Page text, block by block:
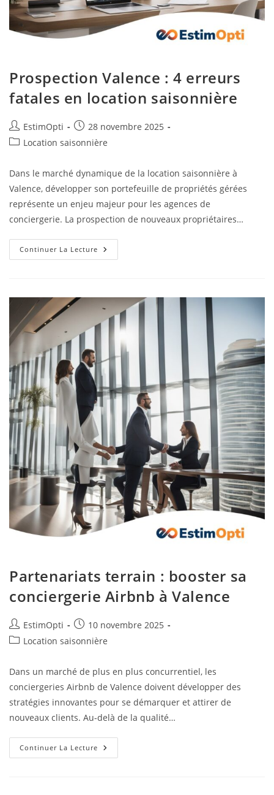
Prospection Valence : 4 erreurs
fatales en location saisonnière
EstimOpti
28 novembre 2025
Location saisonnière
Dans le marché dynamique de la location saisonnière à
Valence, développer son portefeuille de propriétés gérées
représente un enjeu majeur pour les agences de
conciergerie. La prospection de nouveaux propriétaires…
Continuer La Lecture
Partenariats terrain : booster sa
conciergerie Airbnb à Valence
EstimOpti
10 novembre 2025
Location saisonnière
Dans un marché de plus en plus concurrentiel, les
conciergeries Airbnb de Valence doivent développer des
stratégies innovantes pour se démarquer et attirer de
nouveaux clients. Au-delà de la qualité…
Continuer La Lecture